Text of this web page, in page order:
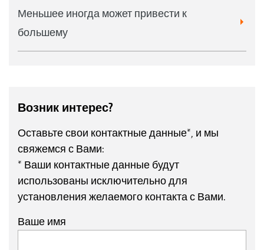
Меньшее иногда может привести к
большему
Возник интерес?
Оставьте свои контактные данные*, и мы
свяжемся с Вами:
* Ваши контактные данные будут
использованы исключительно для
установления желаемого контакта с Вами.
Ваше имя